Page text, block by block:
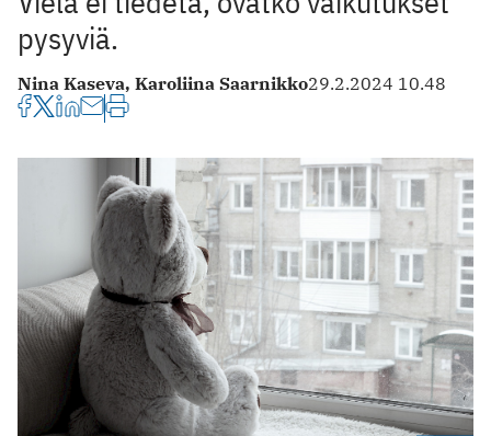
pysyviä.
Nina Kaseva, Karoliina Saarnikko29.2.2024 10.48